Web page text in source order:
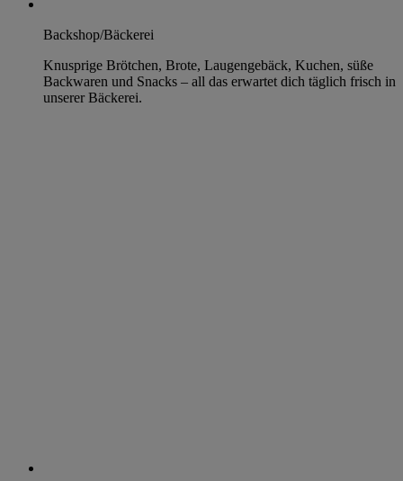
Backshop/Bäckerei
Knusprige Brötchen, Brote, Laugengebäck, Kuchen, süße
Backwaren und Snacks – all das erwartet dich täglich frisch in
unserer Bäckerei.